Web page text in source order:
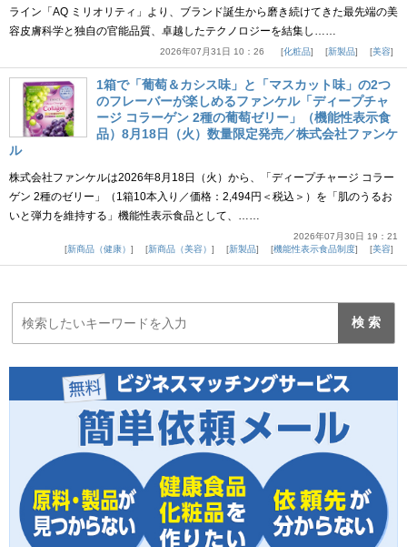
ライン「AQ ミリオリティ」より、ブランド誕生から磨き続けてきた最先端の美
容皮膚科学と独自の官能品質、卓越したテクノロジーを結集し……
2026年07月31日 10：26 化粧品 新製品 美容
1箱で「葡萄＆カシス味」と「マスカット味」の2つ
のフレーバーが楽しめるファンケル「ディープチャ
ージ コラーゲン 2種の葡萄ゼリー」（機能性表示食
品）8月18日（火）数量限定発売／株式会社ファンケ
ル
株式会社ファンケルは2026年8月18日（火）から、「ディープチャージ コラー
ゲン 2種のゼリー」（1箱10本入り／価格：2,494円＜税込＞）を「肌のうるお
いと弾力を維持する」機能性表示食品として、……
2026年07月30日 19：21
新商品（健康）
新商品（美容） 新製品 機能性表示食品制度 美容